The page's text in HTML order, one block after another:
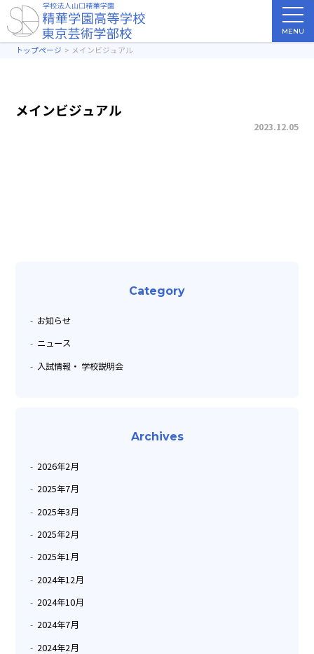
MENU
トップページ メインビジュアル
メインビジュアル
2023.12.05
Category
お知らせ
ニュース
入試情報・ 学校説明会
Archives
2026年2月
2025年7月
2025年3月
2025年2月
2025年1月
2024年12月
2024年10月
2024年7月
2024年2月